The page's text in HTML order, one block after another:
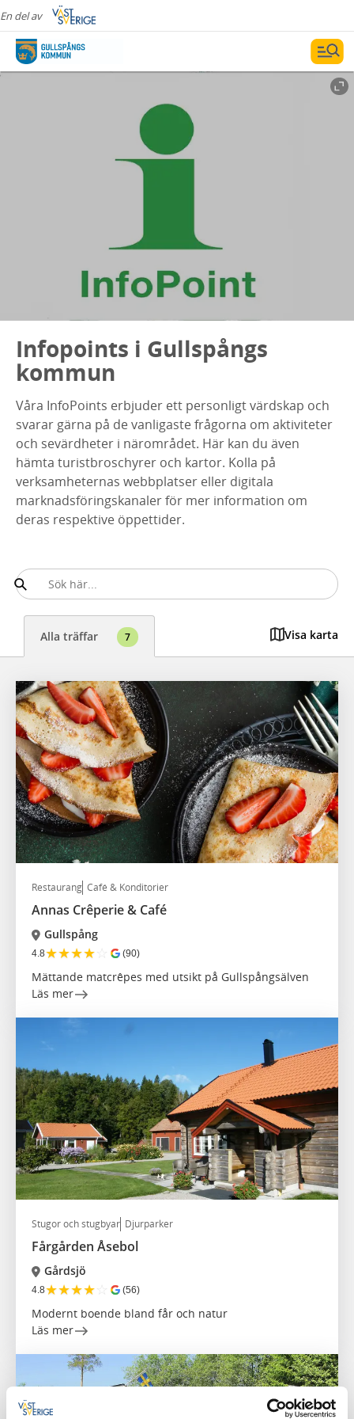
En del av
Infopoints i Gullspångs
kommun
Våra InfoPoints erbjuder ett personligt värdskap och
svarar gärna på de vanligaste frågorna om aktiviteter
och sevärdheter i närområdet. Här kan du även
hämta turistbroschyrer och kartor. Kolla på
verksamheternas webbplatser eller digitala
marknadsföringskanaler för mer information om
deras respektive öppettider.
Alla träffar 7 Visa karta
Restaurang Café & Konditorier
Annas Crêperie & Café
Gullspång
4.8★★★★☆ (90)
Mättande matcrêpes med utsikt på Gullspångsälven
Läs mer
Stugor och stugbyar Djurparker
Fårgården Åsebol
Gårdsjö
4.8★★★★☆ (56)
Modernt boende bland får och natur
Läs mer